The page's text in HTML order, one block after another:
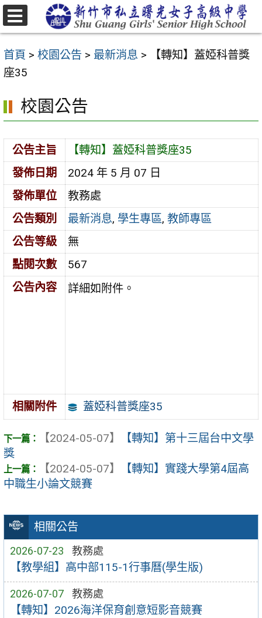
跳
至
要
內
區
首頁 > 校園公告 > 最新消息 >
【轉知】蓋婭科普獎
座35
相關公告
2026-07-23 教務處
【教學組】高中部115-1行事曆(學生版)
2026-07-07 教務處
【轉知】2026海洋保育創意短影音競賽
校園公告
公告主旨
【轉知】蓋婭科普獎座35
發佈日期
2024 年 5 月 07 日
發佈單位
教務處
公告類別
最新消息, 學生專區,教師專區
公告等級
無
點閱次數
567
公告內容
詳細如附件。
相關附件 蓋婭科普獎座35
【2024-05-07】
【轉知】第十三屆台中文學
獎
【2024-05-07】
【轉知】實踐大學第4屆高
中職生小論文競賽
選
單